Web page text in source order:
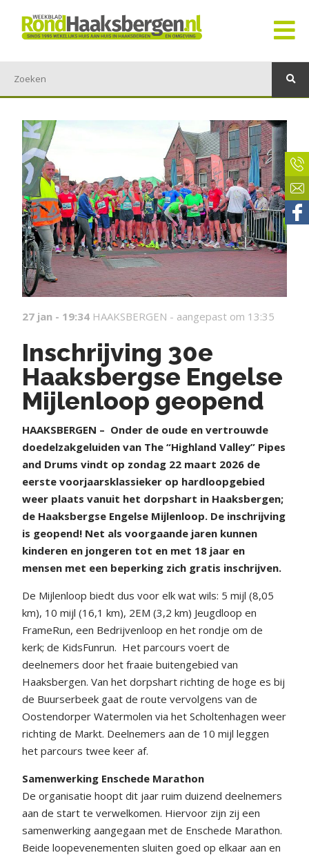
27 jan - 19:34 HAAKSBERGEN - aangepast om 13:35
Inschrijving 30e
Haaksbergse Engelse
Mijlenloop geopend
HAAKSBERGEN – Onder de oude en vertrouwde
doedelzakgeluiden van The “Highland Valley” Pipes
and Drums vindt op zondag 22 maart 2026 de
eerste voorjaarsklassieker op hardloopgebied
weer plaats vanuit het dorpshart in Haaksbergen;
de Haaksbergse Engelse Mijlenloop. De inschrijving
is geopend! Net als voorgaande jaren kunnen
kinderen en jongeren tot en met 18 jaar en
mensen met een beperking zich gratis inschrijven.
De Mijlenloop biedt dus voor elk wat wils: 5 mijl (8,05
km), 10 mijl (16,1 km), 2EM (3,2 km) Jeugdloop en
FrameRun, een Bedrijvenloop en het rondje om de
kerk; de KidsFunrun. Het parcours voert de
deelnemers door het fraaie buitengebied van
Haaksbergen. Van het dorpshart richting de hoge es bij
de Buurserbeek gaat de route vervolgens van de
Oostendorper Watermolen via het Scholtenhagen weer
richting de Markt. Deelnemers aan de 10 mijl leggen
het parcours twee keer af.
Samenwerking Enschede Marathon
De organisatie hoopt dit jaar ruim duizend deelnemers
aan de start te verwelkomen. Hiervoor zijn zij een
samenwerking aangegaan met de Enschede Marathon.
Beide loopevenementen sluiten goed op elkaar aan en